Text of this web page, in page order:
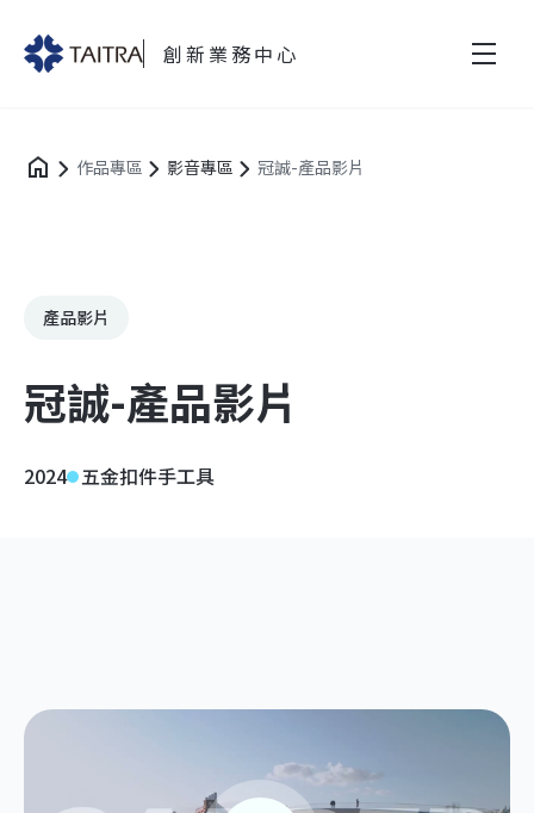
創新業務中心
作品專區 影音專區 冠誠-產品影片
產品影片
冠誠-產品影片
2024 五金扣件手工具